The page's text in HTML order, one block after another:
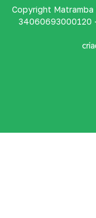
Copyright
34060693000120